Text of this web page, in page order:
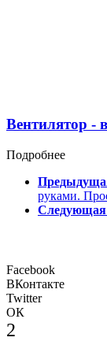
Вентилятор -
Подробнее
руками.
Следующая
Facebook
ВКонтакте
Twitter
ОК
2